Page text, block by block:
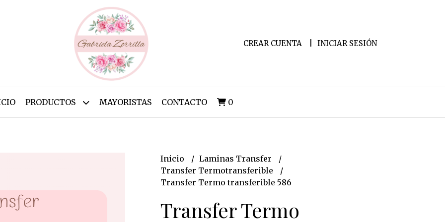
CREAR CUENTA INICIAR SESIÓN
PRODUCTOS MAYORISTAS CONTACTO 0
Inicio
Laminas Transfer
Transfer Termotransferible
Transfer Termo transferible 586
Transfer Termo